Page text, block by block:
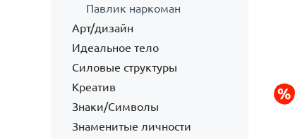
Павлик наркоман
Арт/дизайн
Идеальное тело
Силовые структуры
Креатив
Знаки/Символы
Знаменитые личности